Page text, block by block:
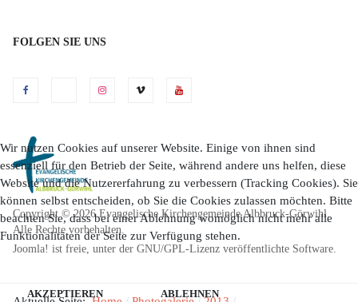
FOLGEN SIE UNS
Copyright © 2026 Evangelische Kirchengemeinde Albbruck-Görwihl.
Alle Rechte vorbehalten.
Joomla! ist freie, unter der GNU/GPL-Lizenz veröffentlichte Software.
Wir nutzen Cookies auf unserer Website. Einige von ihnen sind
essenziell für den Betrieb der Seite, während andere uns helfen, diese
Website und die Nutzererfahrung zu verbessern (Tracking Cookies). Sie
können selbst entscheiden, ob Sie die Cookies zulassen möchten. Bitte
beachten Sie, dass bei einer Ablehnung womöglich nicht mehr alle
Funktionalitäten der Seite zur Verfügung stehen.
AKZEPTIEREN ABLEHNEN